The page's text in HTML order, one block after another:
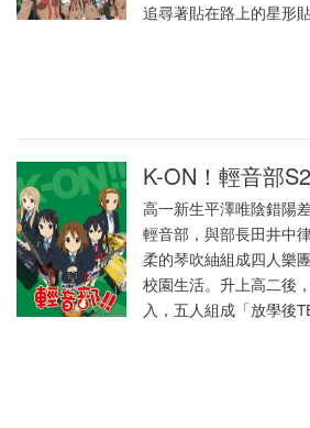
追尋著貼在路上的星形
K-ON！輕音部S2
高一新生平澤唯陰錯陽
輕音部，與部長田井中
柔的琴吹紬組成四人樂
校園生活。升上高二後
入，五人組成「放學後